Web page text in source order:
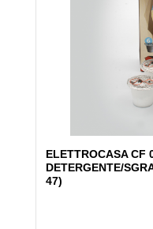
ELETTROCASA CF
DETERGENTE/
47)